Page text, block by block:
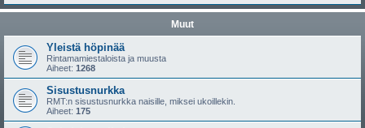
Muut
Yleistä höpinää
Rintamamiestaloista ja muusta
Aiheet: 1268
Sisustusnurkka
RMT:n sisustusnurkka naisille, miksei ukoillekin.
Aiheet: 175